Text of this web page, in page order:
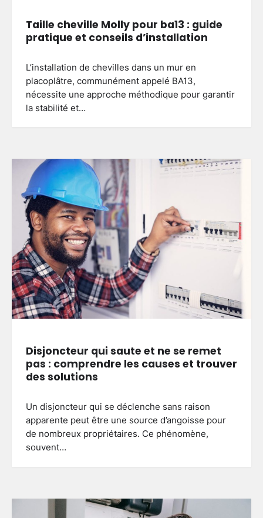
Taille cheville Molly pour ba13 : guide
pratique et conseils d’installation
L’installation de chevilles dans un mur en
placoplâtre, communément appelé BA13,
nécessite une approche méthodique pour garantir
la stabilité et…
Disjoncteur qui saute et ne se remet
pas : comprendre les causes et trouver
des solutions
Un disjoncteur qui se déclenche sans raison
apparente peut être une source d’angoisse pour
de nombreux propriétaires. Ce phénomène,
souvent…